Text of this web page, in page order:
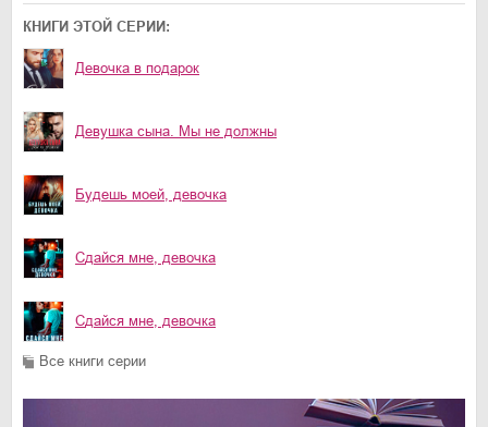
КНИГИ ЭТОЙ СЕРИИ:
Девочка в подарок
Девушка сына. Мы не должны
Будешь моей, девочка
Сдайся мне, девочка
Сдайся мне, девочка
Все книги серии